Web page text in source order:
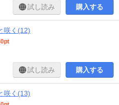
試し読み 購入する
咲く(12)
試し読み 購入する
咲く(13)